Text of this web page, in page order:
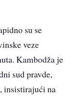
su se
veze
Kambodža je
sud pravde,
insistirajući na